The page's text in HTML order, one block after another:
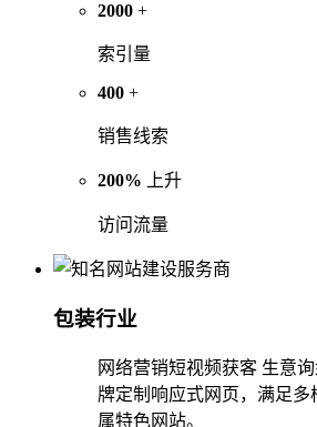
2000 +
索引量
400 +
销售线索
200% 上升
访问流量
包装行业
网络营销短视频获客 生意
牌定制响应式网页，满足
属特色网站。